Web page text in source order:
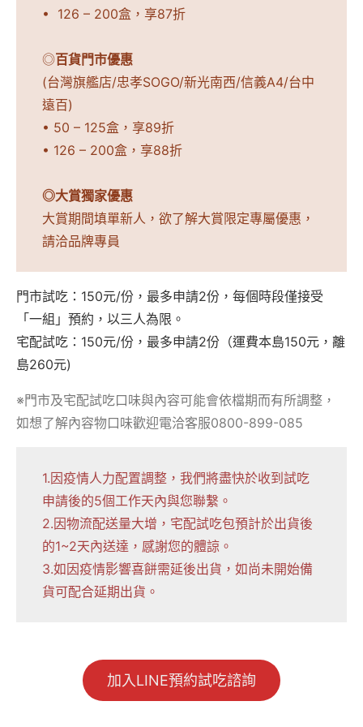
• 126 – 200盒，享87折
◎百貨門市優惠
(台灣旗艦店/忠孝SOGO/新光南西/信義A4/台中
遠百)
• 50 – 125盒，享89折
• 126 – 200盒，享88折
◎大賞獨家優惠
大賞期間填單新人，欲了解大賞限定專屬優惠，
請洽品牌專員
門市試吃：150元/份，最多申請2份，每個時段僅接受
「一組」預約，以三人為限。
宅配試吃：150元/份，最多申請2份（運費本島150元，離
島260元)
※門市及宅配試吃口味與內容可能會依檔期而有所調整，
如想了解內容物口味歡迎電洽客服0800-899-085
1.因疫情人力配置調整，我們將盡快於收到試吃
申請後的5個工作天內與您聯繫。
2.因物流配送量大增，宅配試吃包預計於出貨後
的1~2天內送達，感謝您的體諒。
3.如因疫情影響喜餅需延後出貨，如尚未開始備
貨可配合延期出貨。
加入LINE預約試吃諮詢